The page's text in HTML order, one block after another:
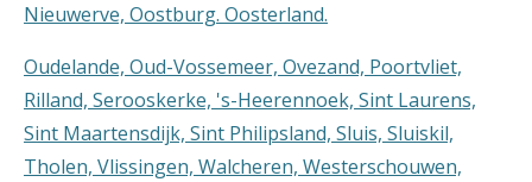
Nieuwerve, Oostburg. Oosterland.
Oudelande, Oud-Vossemeer, Ovezand, Poortvliet,
Rilland, Serooskerke, 's-Heerennoek, Sint Laurens,
Sint Maartensdijk, Sint Philipsland, Sluis, Sluiskil,
Tholen, Vlissingen, Walcheren, Westerschouwen,